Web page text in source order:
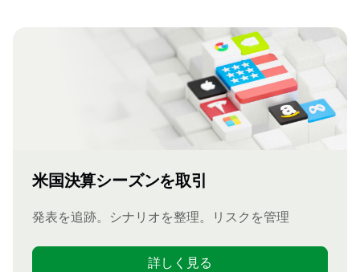
米国決算シーズンを取引
発表を追跡。シナリオを整理。リスクを管理
詳しく見る